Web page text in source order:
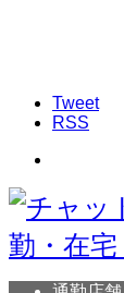
Tweet
RSS